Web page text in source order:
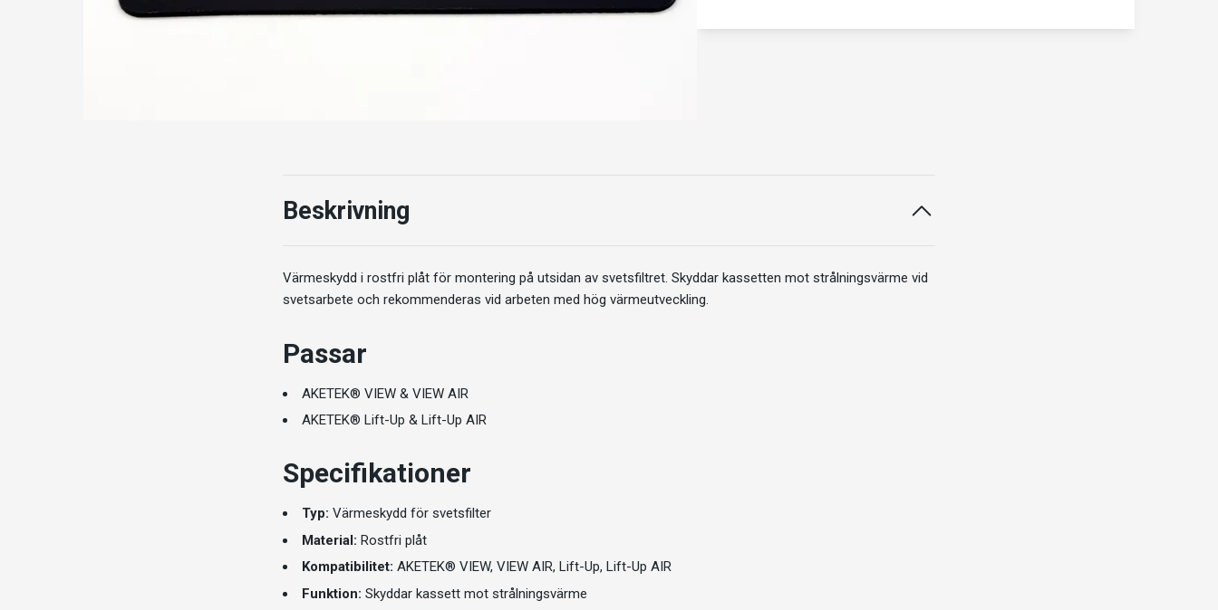
Beskrivning
Värmeskydd i rostfri plåt för montering på utsidan av svetsfiltret. Skyddar kassetten mot strålningsvärme vid
svetsarbete och rekommenderas vid arbeten med hög värmeutveckling.
Passar
AKETEK® VIEW & VIEW AIR
AKETEK® Lift-Up & Lift-Up AIR
Specifikationer
Typ: Värmeskydd för svetsfilter
Material: Rostfri plåt
Kompatibilitet: AKETEK® VIEW, VIEW AIR, Lift-Up, Lift-Up AIR
Funktion: Skyddar kassett mot strålningsvärme